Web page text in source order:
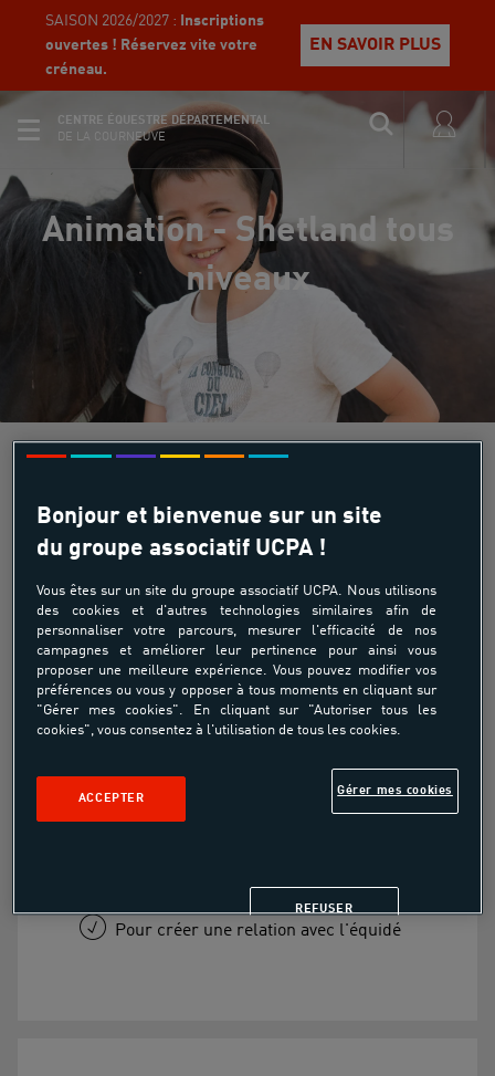
SAISON 2026/2027 :
Inscriptions
ouvertes ! Réservez vite votre
créneau.
EN SAVOIR PLUS
CENTRE ÉQUESTRE DÉPARTEMENTAL
DE LA COURNEUVE
Animation - Shetland tous
niveaux
Animation - Shetland tous
niveaux
Découverte
19.00€
Pour découvrir l'équitation
Pour créer une relation avec l'équidé
Bonjour et bienvenue sur un site
du groupe associatif UCPA !
Vous êtes sur un site du groupe associatif UCPA. Nous utilisons
des cookies et d'autres technologies similaires afin de
personnaliser votre parcours, mesurer l'efficacité de nos
campagnes et améliorer leur pertinence pour ainsi vous
proposer une meilleure expérience. Vous pouvez modifier vos
préférences ou vous y opposer à tous moments en cliquant sur
"Gérer mes cookies". En cliquant sur "Autoriser tous les
cookies", vous consentez à l'utilisation de tous les cookies.
Gérer mes cookies
REFUSER
ACCEPTER